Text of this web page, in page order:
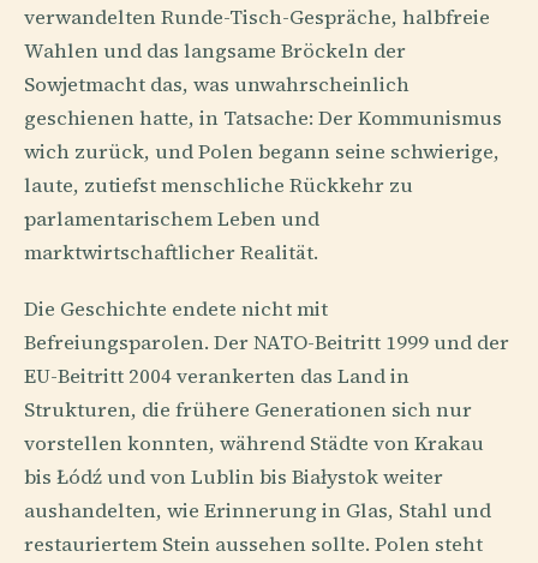
verwandelten Runde-Tisch-Gespräche, halbfreie
Wahlen und das langsame Bröckeln der
Sowjetmacht das, was unwahrscheinlich
geschienen hatte, in Tatsache: Der Kommunismus
wich zurück, und Polen begann seine schwierige,
laute, zutiefst menschliche Rückkehr zu
parlamentarischem Leben und
marktwirtschaftlicher Realität.
Die Geschichte endete nicht mit
Befreiungsparolen. Der NATO-Beitritt 1999 und der
EU-Beitritt 2004 verankerten das Land in
Strukturen, die frühere Generationen sich nur
vorstellen konnten, während Städte von Krakau
bis Łódź und von Lublin bis Białystok weiter
aushandelten, wie Erinnerung in Glas, Stahl und
restauriertem Stein aussehen sollte. Polen steht